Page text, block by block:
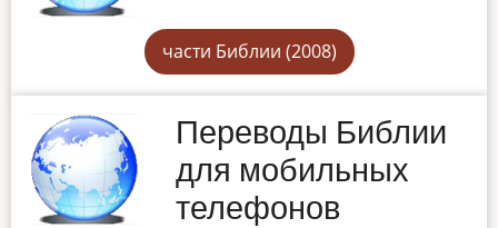
части Библии (2008)
Переводы Библии
для мобильных
телефонов